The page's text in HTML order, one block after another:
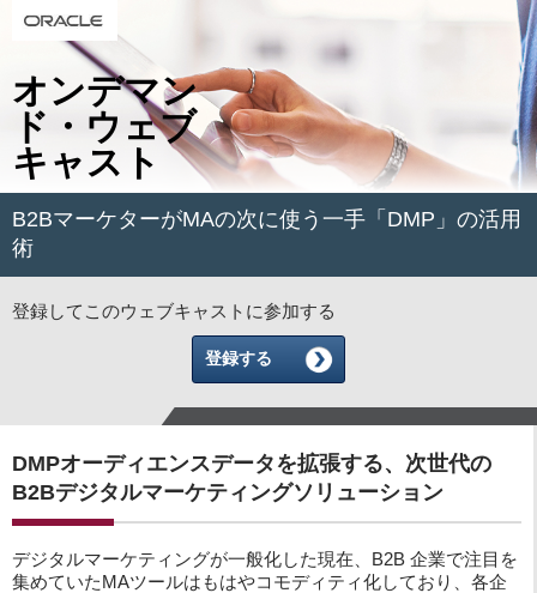
オンデマン
ド・ウェブ
キャスト
B2BマーケターがMAの次に使う一手「DMP」の活用
術
登録してこのウェブキャストに参加する
登録する
DMPオーディエンスデータを拡張する、次世代の
B2Bデジタルマーケティングソリューション
デジタルマーケティングが一般化した現在、B2B 企業で注目を
集めていたMAツールはもはやコモディティ化しており、各企